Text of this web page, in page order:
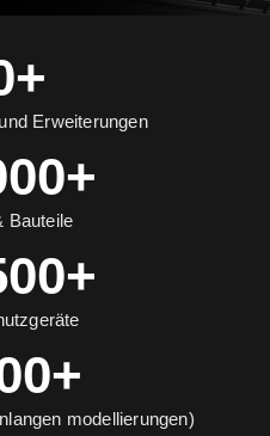
Erweiterungen
Bauteile
modellierungen)